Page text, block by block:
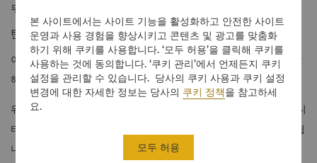
무료
탄성이 절로 나오는 정원 전망이 펼쳐지는 나만의 은신처.
이 2층 빌라는 아름답게 조경된 열대 정원에 숨겨져 있어 누구도 방
해할 수 없는 나만의 개인 공간입니다.
위층에는 고급 침실이 있고, 아래층에 있는 거실 공간은 전용 인피니
티 풀, 야외 샤워 시설, 야외 다이닝을 위한 덩굴 식물 정자와 연결됩
니다.
본 사이트에서는 사이트 기능을 활성화하고 안전한 사이트
운영과 사용 경험을 향상시키고 콘텐츠 및 광고를 맞춤화
하기 위해 쿠키를 사용합니다. ‘모두 허용’을 클릭해 쿠키를
사용하는 것에 동의합니다. ‘쿠키 관리’에서 언제든지 쿠키
설정을 관리할 수 있습니다. 당사의 쿠키 사용과 쿠키 설정
변경에 대한 자세한 정보는 당사의 쿠키 정책을 참고하세
요.
모두 허용